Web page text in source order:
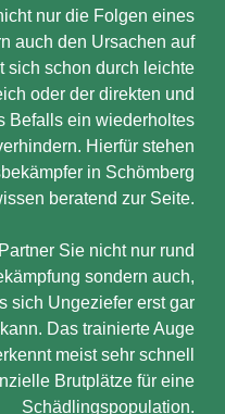
nur die Folgen eines
auch den Ursachen auf
sich schon durch leichte
oder der direkten und
Befalls ein wiederholtes
Hierfür stehen
in Schömberg
beratend zur Seite.
Sie nicht nur rund
sondern auch,
sich Ungeziefer erst gar
Das trainierte Auge
meist sehr schnell
Brutplätze für eine
Schädlingspopulation.